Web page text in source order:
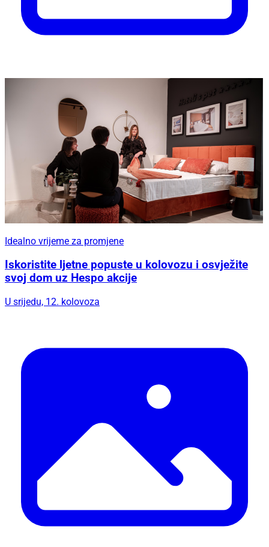
Idealno vrijeme za promjene
Iskoristite ljetne popuste u kolovozu i osvježite
svoj dom uz Hespo akcije
U srijedu, 12. kolovoza